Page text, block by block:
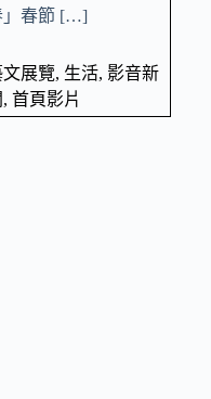
」春節 […]
展覽, 生活, 影音新
, 首頁影片